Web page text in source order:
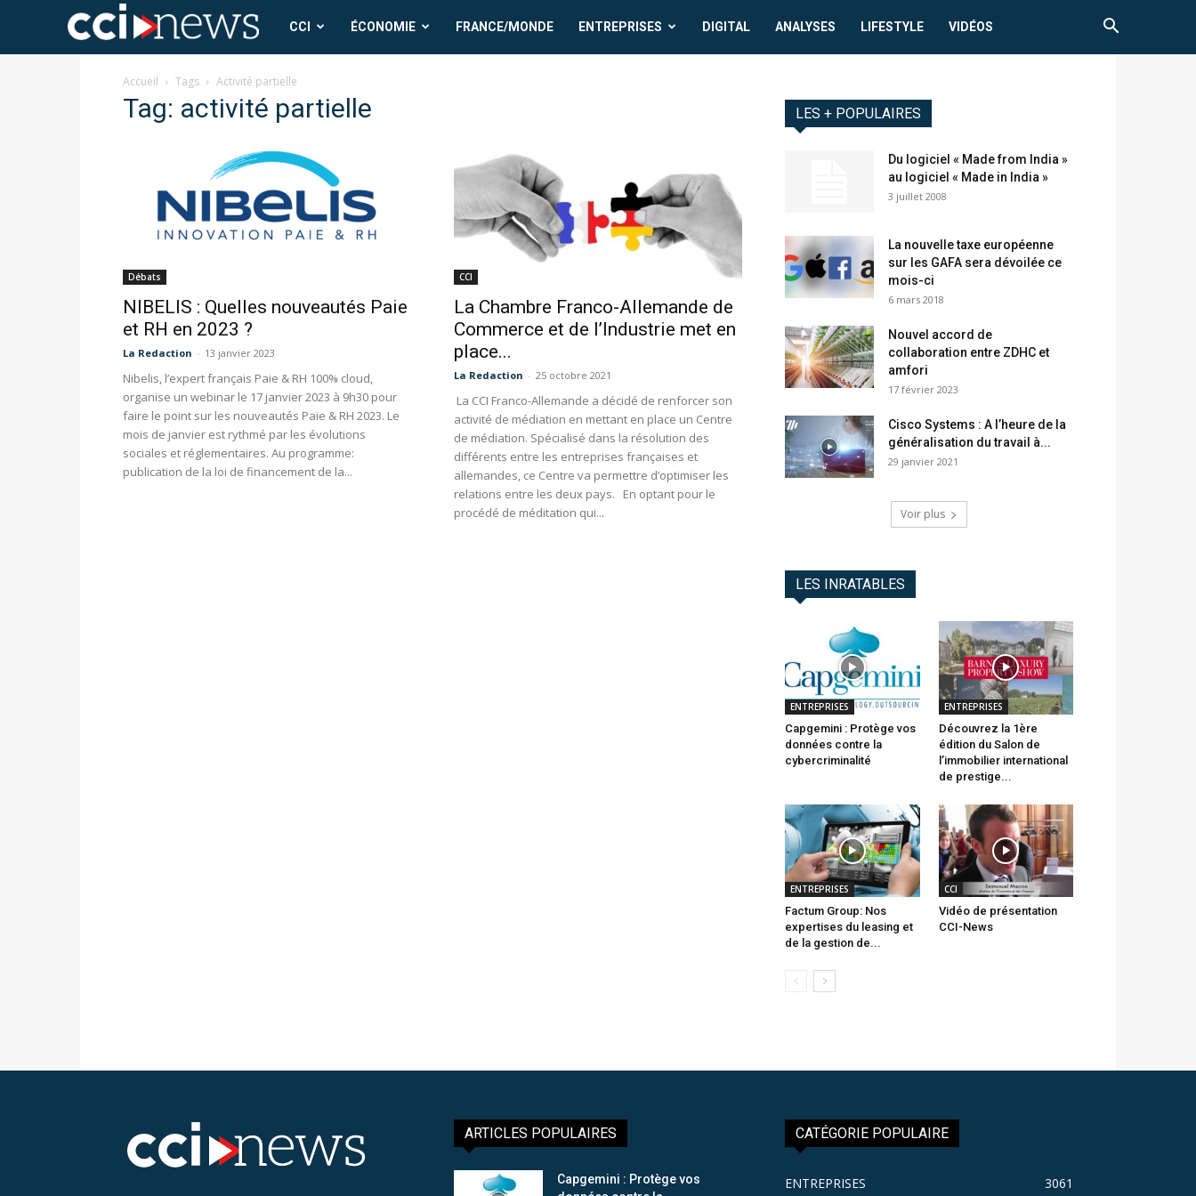
CCI
News
CCI ÉCONOMIE FRANCE/MONDE ENTREPRISES DIGITAL ANALYSES LIFESTYLE VIDÉOS
Accueil Tags Activité partielle
Tag: activité partielle
Débats
NIBELIS : Quelles nouveautés Paie
et RH en 2023 ?
La Redaction - 13 janvier 2023
Nibelis, l’expert français Paie & RH 100% cloud,
organise un webinar le 17 janvier 2023 à 9h30 pour
faire le point sur les nouveautés Paie & RH 2023. Le
mois de janvier est rythmé par les évolutions
sociales et réglementaires. Au programme:
publication de la loi de financement de la...
CCI
La Chambre Franco-Allemande de
Commerce et de l’Industrie met en
place...
La Redaction - 25 octobre 2021
La CCI Franco-Allemande a décidé de renforcer son
activité de médiation en mettant en place un Centre
de médiation. Spécialisé dans la résolution des
différents entre les entreprises françaises et
allemandes, ce Centre va permettre d’optimiser les
relations entre les deux pays. En optant pour le
procédé de méditation qui...
LES + POPULAIRES
Du logiciel « Made from India »
au logiciel « Made in India »
3 juillet 2008
La nouvelle taxe européenne
sur les GAFA sera dévoilée ce
mois-ci
6 mars 2018
Nouvel accord de
collaboration entre ZDHC et
amfori
17 février 2023
Cisco Systems : A l’heure de la
généralisation du travail à...
29 janvier 2021
Voir plus
LES INRATABLES
ENTREPRISES
Capgemini : Protège vos
données contre la
cybercriminalité
ENTREPRISES
Découvrez la 1ère
édition du Salon de
l’immobilier international
de prestige...
ENTREPRISES
Factum Group: Nos
expertises du leasing et
de la gestion de...
CCI
Vidéo de présentation
CCI-News
ARTICLES POPULAIRES
Capgemini : Protège vos
CATÉGORIE POPULAIRE
ENTREPRISES 3061